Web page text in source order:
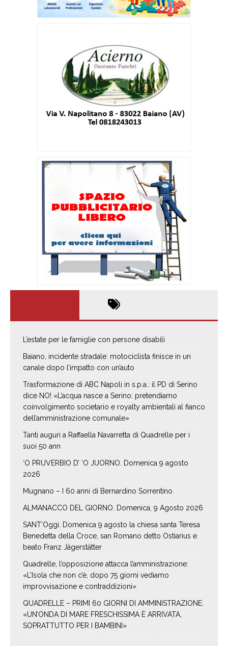
L’estate per le famiglie con persone disabili
Baiano, incidente stradale: motociclista finisce in un
canale dopo l’impatto con un’auto
Trasformazione di ABC Napoli in s.p.a.: il PD di Serino
dice NO! «L’acqua nasce a Serino: pretendiamo
coinvolgimento societario e royalty ambientali al fianco
dell’amministrazione comunale»
Tanti auguri a Raffaella Navarretta di Quadrelle per i
suoi 50 ann
‘O PRUVERBIO D’ ‘O JUORNO. Domenica 9 agosto
2026
Mugnano – I 60 anni di Bernardino Sorrentino
ALMANACCO DEL GIORNO. Domenica, 9 Agosto 2026
SANT’Oggi. Domenica 9 agosto la chiesa santa Teresa
Benedetta della Croce, san Romano detto Ostiarius e
beato Franz Jägerstätter
Quadrelle, l’opposizione attacca l’amministrazione:
«L’Isola che non c’è, dopo 75 giorni vediamo
improvvisazione e contraddizioni»
QUADRELLE – PRIMI 60 GIORNI DI AMMINISTRAZIONE:
«UN’ONDA DI MARE FRESCHISSIMA È ARRIVATA,
SOPRATTUTTO PER I BAMBINI»